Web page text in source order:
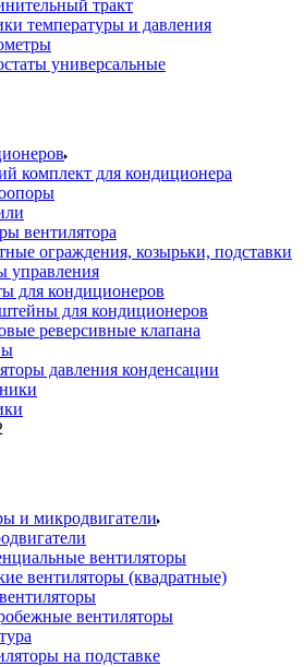
тракт
температуры и давления
универсальные
комплект для кондиционера
вентилятора
ограждения, козырьки, подставки
управления
для кондиционеров
для кондиционеров
реверсивные клапана
давления конденсации
и микродвигатели
вентиляторы
вентиляторы (квадратные)
вентиляторы
на подставке